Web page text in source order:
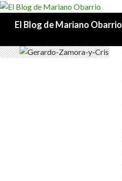
El Blog de Mariano Obarrio